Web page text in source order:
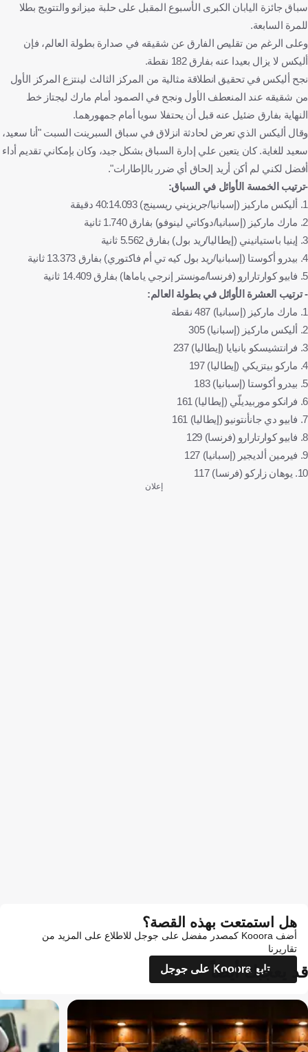
سباق جائزة اليابان الكبرى الأسبوع المقبل على حلبة ميزانو والتتويج بطلا
للمرة السابعة.
وعلى الرغم من تقليص الفارق عن شقيقه في صدارة بطولة العالم، فإن
أليكس لا يزال بعيدا عنه بفارق 182 نقطة.
نجح أليكس في تحقيق انطلاقة مثالية من المركز الثالث لينتزع المركز الأول
من شقيقه عند المنعطف الأول ونجح في الصمود أمام مارك ليجتاز خط
النهاية بفارق ضئيل عنه قبل أن يحتفلا سويا أمام جمهورهما.
وقال أليكس الذي تعرض لحادثة انزلاق في سباق السبرينت السبت "أنا سعيد،
سعيد للغاية. كان يتعين علي إدارة السباق بشكل جيد، وكان بإمكاني تقديم أداء
أفضل لكني لم أكن أريد إلحاق أي ضرر بالإطارات".
-ترتيب الخمسة الأوائل في السباق:
1. أليكس ماركيز (إسبانيا/جريزيني ريسينج) 40:14.093 دقيقة
2. مارك ماركيز (إسبانيا/دوكاتي لينوفو) بفارق 1.740 ثانية
3. إينيا باستيانيني (إيطاليا/ريد بول) بفارق 5.562 ثانية
4. بيدرو أكوستا (إسبانيا/ريد بول كيه تي أم فاكتوري) بفارق 13.373 ثانية
5. فابيو كوارتارارو (فرنسا/مونستر إنرجي ياماها) بفارق 14.409 ثانية
- ترتيب العشرة الأوائل في بطولة العالم:
1. مارك ماركيز (إسبانيا) 487 نقطة
2. أليكس ماركيز (إسبانيا) 305
3. فرانتشيسكو بانيايا (إيطاليا) 237
4. ماركو بيتزيكي (إيطاليا) 197
5. بيدرو أكوستا (إسبانيا) 183
6. فرانكو موربيديلّي (إيطاليا) 161
7. فابيو دي جانأنتونيو (إيطاليا) 161
8. فابيو كوارتارارو (فرنسا) 129
9. فيرمين ألديجير (إسبانيا) 127
10. يوهان زاركو (فرنسا) 117
إعلان
هل استمتعت بهذه القصة؟
أضف Kooora كمصدر مفضل على جوجل للاطلاع على المزيد من
تقاريرنا
تابع Kooora على جوجل
قد يعجبك أيضاً